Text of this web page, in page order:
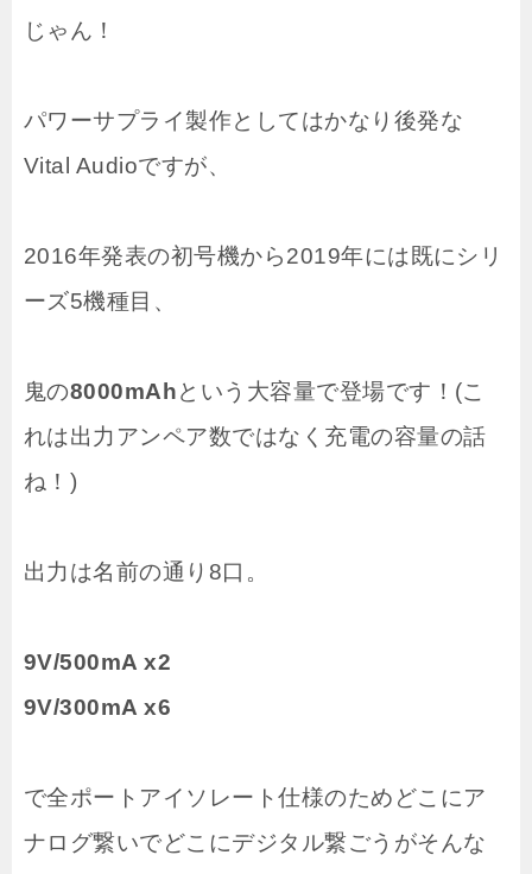
じゃん！
パワーサプライ製作としてはかなり後発な
Vital Audioですが、
2016年発表の初号機から2019年には既にシリ
ーズ5機種目、
鬼の8000mAhという大容量で登場です！(こ
れは出力アンペア数ではなく充電の容量の話
ね！)
出力は名前の通り8口。
9V/500mA x2
9V/300mA x6
で全ポートアイソレート仕様のためどこにア
ナログ繋いでどこにデジタル繋ごうがそんな